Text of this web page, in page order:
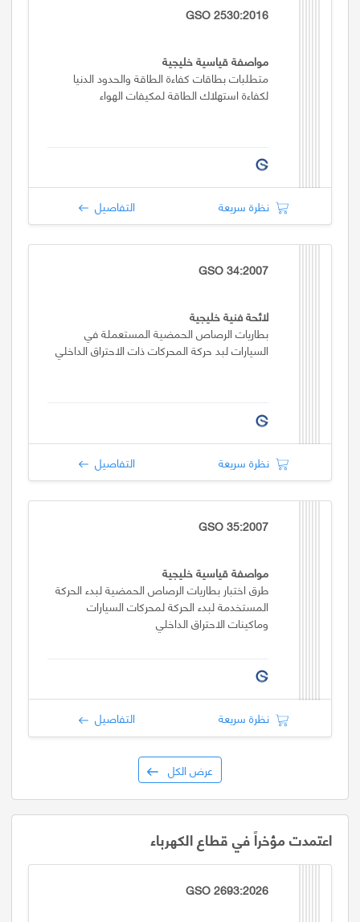
GSO 2530:2016
مواصفة قياسية خليجية
متطلبات بطاقات كفاءة الطاقة والحدود الدنيا
لكفاءة استهلاك الطاقة لمكيفات الهواء
نظرة سريعة التفاصيل
GSO 34:2007
لائحة فنية خليجية
بطاريات الرصاص الحمضية المستعملة في
السيارات لبد حركة المحركات ذات الاحتراق الداخلي
نظرة سريعة التفاصيل
GSO 35:2007
مواصفة قياسية خليجية
طرق اختبار بطاريات الرصاص الحمضية لبدء الحركة
المستخدمة لبدء الحركة لمحركات السيارات
وماكينات الاحتراق الداخلي
نظرة سريعة التفاصيل
عرض الكل
اعتمدت مؤخراً في قطاع الكهرباء
GSO 2693:2026